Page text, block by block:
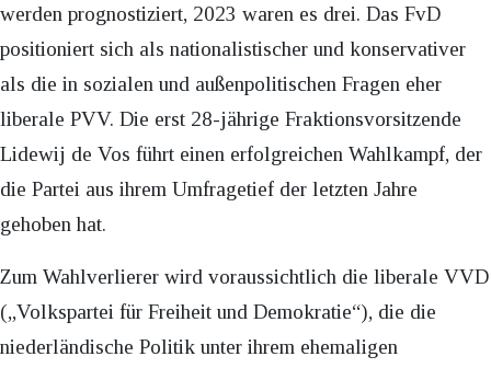
werden prognostiziert, 2023 waren es drei. Das FvD
positioniert sich als nationalistischer und konservativer
als die in sozialen und außenpolitischen Fragen eher
liberale PVV. Die erst 28-jährige Fraktionsvorsitzende
Lidewij de Vos führt einen erfolgreichen Wahlkampf, der
die Partei aus ihrem Umfragetief der letzten Jahre
gehoben hat.
Zum Wahlverlierer wird voraussichtlich die liberale VVD
(„Volkspartei für Freiheit und Demokratie“), die die
niederländische Politik unter ihrem ehemaligen